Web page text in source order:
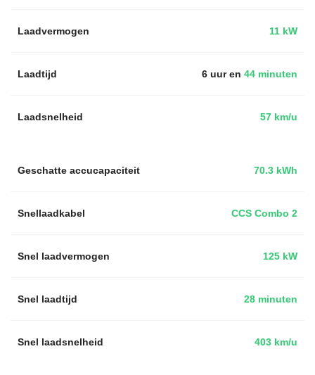
Laadvermogen 11 kW
Laadtijd 6 uur en 44 minuten
Laadsnelheid 57 km/u
70.3 kWh
Geschatte accucapaciteit
Snellaadkabel CCS Combo 2
Snel laadvermogen 125 kW
Snel laadtijd 28 minuten
Snel laadsnelheid 403 km/u